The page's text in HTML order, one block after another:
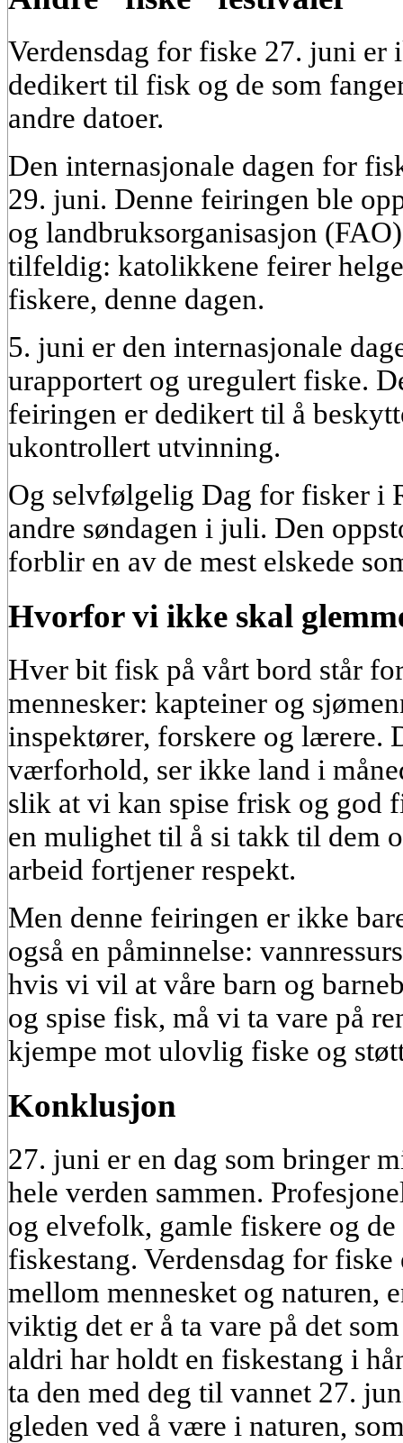
Verdensdag for fiske 27. juni er
dedikert til fisk og de som
andre datoer.
Den internasjonale dagen for
29. juni. Denne feiringen ble
og landbruksorganisasjon
tilfeldig: katolikkene feirer
fiskere, denne dagen.
5. juni er den internasjonale
urapportert og uregulert fiske.
feiringen er dedikert til å
ukontrollert utvinning.
Og selvfølgelig Dag for fisker i
andre søndagen i juli. Den
forblir en av de mest elskede
Hvorfor vi ikke skal
Hver bit fisk på vårt bord står
mennesker: kapteiner og
inspektører, forskere og lærere.
værforhold, ser ikke land i
slik at vi kan spise frisk og god
en mulighet til å si takk til dem
arbeid fortjener respekt.
Men denne feiringen er ikke
også en påminnelse:
hvis vi vil at våre barn og
og spise fisk, må vi ta vare på
kjempe mot ulovlig fiske og
Konklusjon
27. juni er en dag som bringer
hele verden sammen.
og elvefolk, gamle fiskere og
fiskestang. Verdensdag for
mellom mennesket og naturen,
viktig det er å ta vare på det
aldri har holdt en fiskestang i
ta den med deg til vannet 27.
gleden ved å være i naturen,